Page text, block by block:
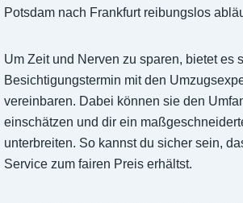
Potsdam nach Frankfurt reibungslos
Um Zeit und Nerven zu sparen, bietet es
Besichtigungstermin mit den
vereinbaren. Dabei können sie den
einschätzen und dir ein
unterbreiten. So kannst du sicher sein,
Service zum fairen Preis erhältst.